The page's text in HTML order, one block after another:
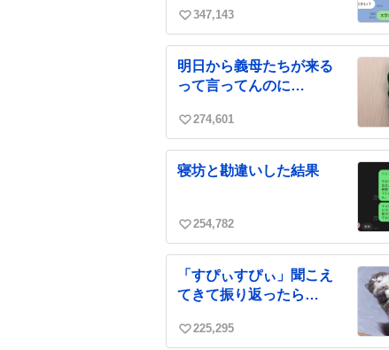
い
ね
数
347,143
明日から義母たちが来る
って言ってんのに…
い
ね
数
274,601
寝坊と勘違いした結果
い
ね
数
254,782
「すぴぃすぴぃ」聞こえ
てきて振り返ったら…
い
225,295